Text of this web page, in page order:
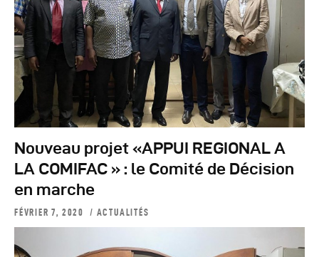
Nouveau projet «APPUI REGIONAL A
LA COMIFAC » : le Comité de Décision
en marche
FÉVRIER 7, 2020 ACTUALITÉS